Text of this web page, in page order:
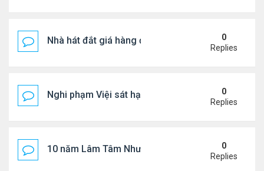
Nhà hát đắt giá hàng đầu tg ở VN
0
Replies
Nghi phạm Việi sát hại cụ bà 91 tuổi, phi tang xác
0
Replies
10 năm Lâm Tâm Như - Hoắc Kiến Hoa
0
Replies